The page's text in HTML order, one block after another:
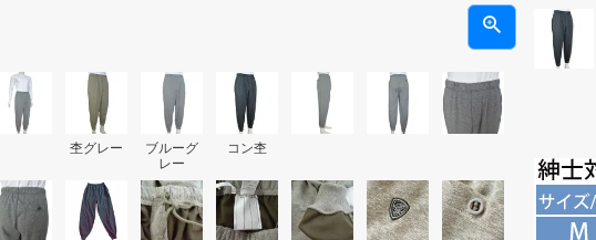
杢グレー
ブルーグ
レー
コン杢